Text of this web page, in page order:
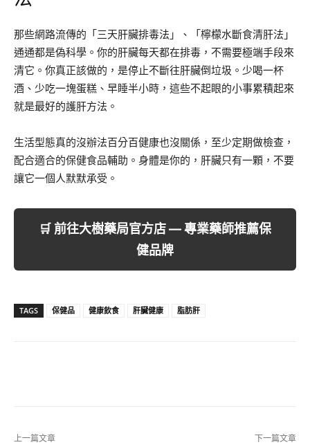
那些網路流傳的「三天肝臟排毒法」、「檸檬水斷食清肝法」
通通都是偽科學。你的肝臟每天都在排毒，不需要極端手段來
清它。你真正該做的，是停止不斷往肝臟倒垃圾。少喝一杯
酒、少吃一塊蛋糕、早睡半小時，這些不起眼的小事累積起來
就是最好的護肝方法。
生活型態真的沒辦法百分百健康也沒關係，至少定期做檢查，
配合適合的保健食品輔助。身體是你的，肝臟只有一顆，不要
讓它一個人默默承受。
🛒 前往大樹藥局官方店 — 專業藥師推薦保
健品牌
TAGS 保健品 健康飲食 肝臟健康 脂肪肝
上一篇文章 下一篇文章